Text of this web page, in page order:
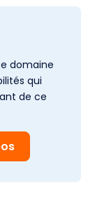
domaine
qui
de ce